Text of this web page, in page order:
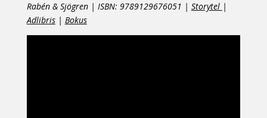
Rabén & Sjögren | ISBN: 9789129676051 | Storytel |
Adlibris| Bokus